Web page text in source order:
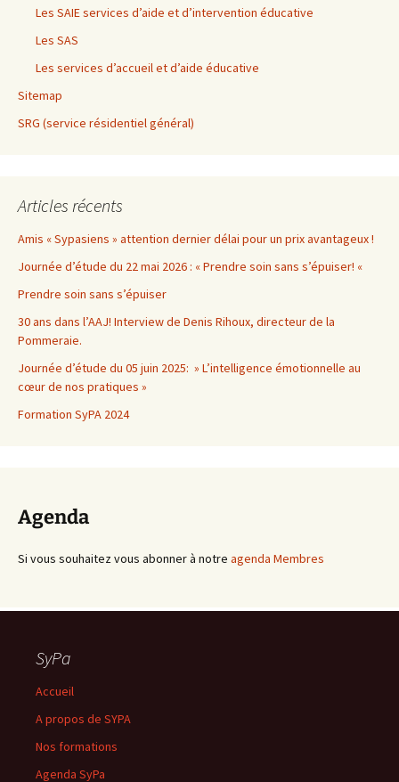
Les SAIE services d’aide et d’intervention éducative
Les SAS
Les services d’accueil et d’aide éducative
Sitemap
SRG (service résidentiel général)
Articles récents
Amis « Sypasiens » attention dernier délai pour un prix avantageux !
Journée d’étude du 22 mai 2026 : « Prendre soin sans s’épuiser! «
Prendre soin sans s’épuiser
30 ans dans l’AAJ! Interview de Denis Rihoux, directeur de la
Pommeraie.
Journée d’étude du 05 juin 2025: » L’intelligence émotionnelle au
cœur de nos pratiques »
Formation SyPA 2024
Agenda
Si vous souhaitez vous abonner à notre agenda Membres
SyPa
Accueil
A propos de SYPA
Nos formations
Agenda SyPa